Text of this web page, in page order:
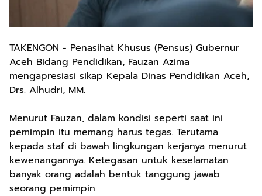
TAKENGON - Penasihat Khusus (Pensus) Gubernur
Aceh Bidang Pendidikan, Fauzan Azima
mengapresiasi sikap Kepala Dinas Pendidikan Aceh,
Drs. Alhudri, MM.
Menurut Fauzan, dalam kondisi seperti saat ini
pemimpin itu memang harus tegas. Terutama
kepada staf di bawah lingkungan kerjanya menurut
kewenangannya. Ketegasan untuk keselamatan
banyak orang adalah bentuk tanggung jawab
seorang pemimpin.